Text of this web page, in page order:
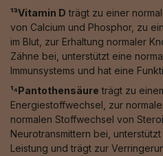
¹³Vitamin D trägt zu einer
von Calcium und Phosphor, zu
im Blut, zur Erhaltung normaler
Zähne bei, unterstützt eine
Immunsystems und hat eine
¹⁴Pantothensäure trägt zu
Energiestoffwechsel, zur
normalen Stoffwechsel von
Neurotransmittern bei,
Leistung und trägt zur